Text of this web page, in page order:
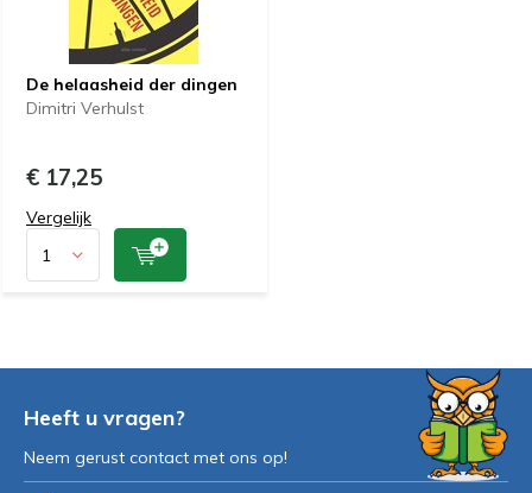
De helaasheid der dingen
Dimitri Verhulst
€ 17,25
Vergelijk
Heeft u vragen?
Neem gerust contact met ons op!